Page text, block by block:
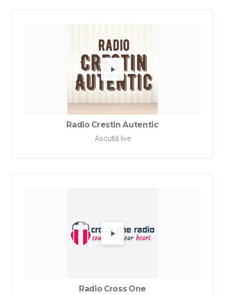
Redă
Radio Crestin Autentic
Ascultă live
Redă
Radio Cross One